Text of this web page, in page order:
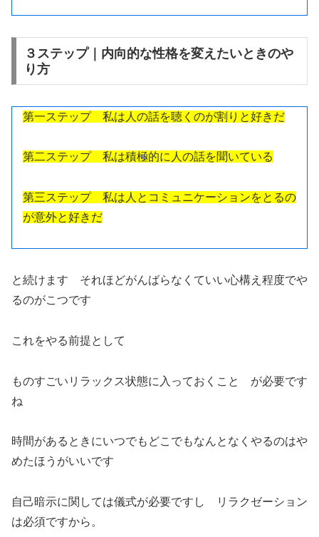
３ステップ｜内向的な性格を変えたいときのや
り方
第一ステップ 私は人の話を聴くのが割りと好きだ
第二ステップ 私は積極的に人の話を聞いている
第三ステップ 私は人とコミュニケーションをとるの
が意外と好きだ
と続けます それほどがんばらなくていい心構え程度でや
るのがこつです
これをやる前提として
ものすごいリラックス状態に入っておくこと が必要です
ね
時間があるときにいつでもどこでもなんとなくやるのはや
めたほうがいいです
自己暗示に関しては儀式が必要ですし リラクゼーション
は必須ですから。